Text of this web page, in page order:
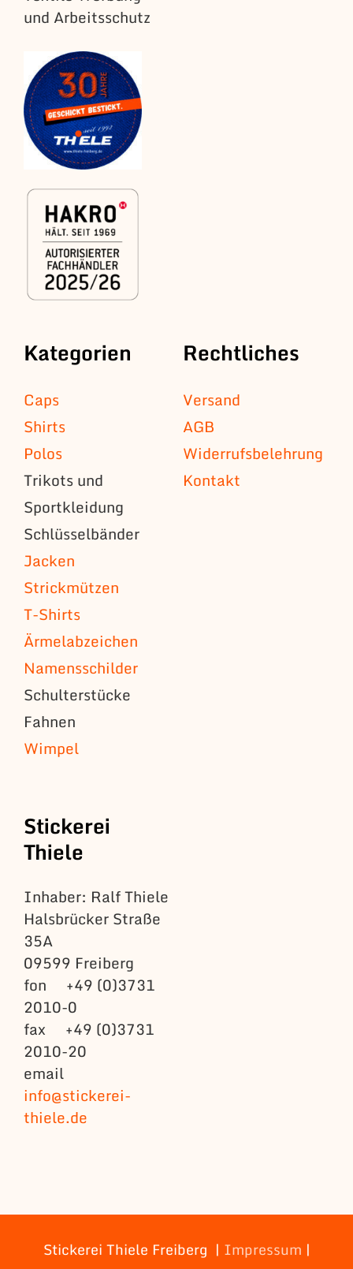
und Arbeitsschutz
Kategorien
Caps
Shirts
Polos
Trikots und
Sportkleidung
Schlüsselbänder
Jacken
Strickmützen
T-Shirts
Ärmelabzeichen
Namensschilder
Schulterstücke
Fahnen
Wimpel
Rechtliches
Versand
AGB
Widerrufsbelehrung
Kontakt
Stickerei
Thiele
Inhaber: Ralf Thiele
Halsbrücker Straße
35A
09599 Freiberg
fon +49 (0)3731
2010-0
fax +49 (0)3731
2010-20
email
info@stickerei-
thiele.de
Stickerei Thiele Freiberg | Impressum |